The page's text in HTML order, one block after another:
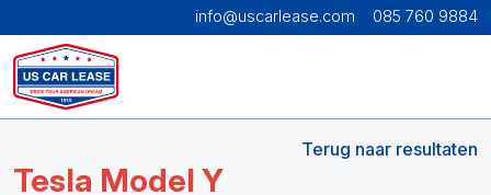
info@uscarlease.com 085 760 9884
Terug naar resultaten
Tesla Model Y